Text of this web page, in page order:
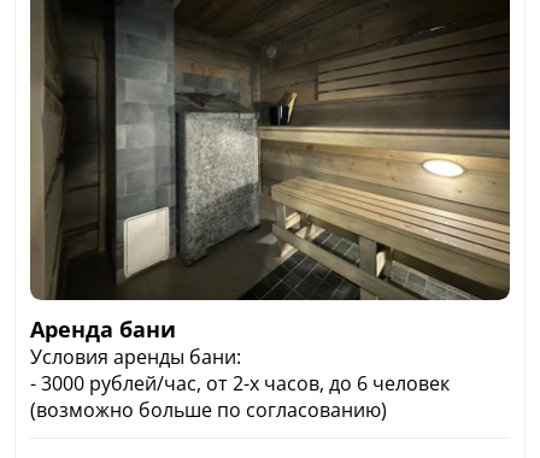
Аренда бани
Условия аренды бани:
- 3000 рублей/час, от 2-х часов, до 6 человек
(возможно больше по согласованию)